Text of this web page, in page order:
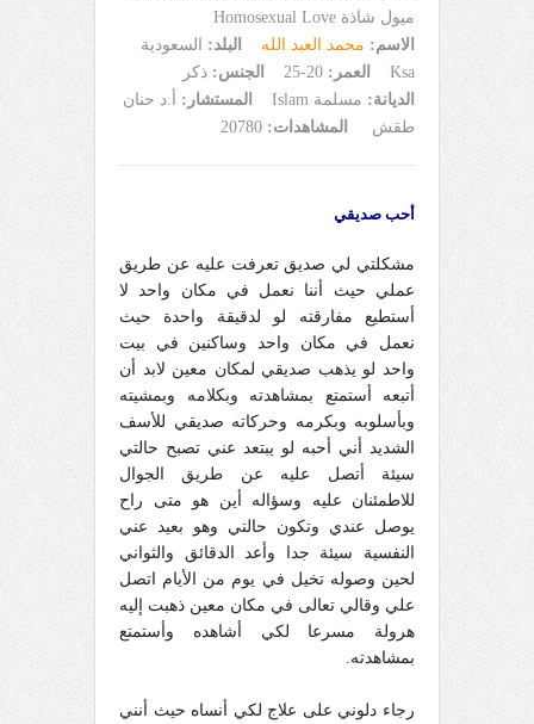
ميول شاذة Homosexual Love
الاسم: محمد العبد الله البلد:
السعودية
Ksa
العمر: 20-25 الجنس: ذكر
الديانة: مسلمة Islam المستشار:
أ.د حنان
طقش
المشاهدات: 20780
أحب صديقي
مشكلتي لي صديق تعرفت عليه عن طريق
عملي حيث أننا نعمل في مكان واحد لا
أستطيع مفارقته لو لدقيقة واحدة حيث
نعمل في مكان واحد وساكنين في بيت
واحد لو يذهب صديقي لمكان معين لابد أن
أتبعه أستمتع بمشاهدته وبكلامه وبمشيته
وبأسلوبه وبكرمه وحركاته صديقي للأسف
الشديد أني أحبه لو يبتعد عني تصبح حالتي
سيئة أتصل عليه عن طريق الجوال
للاطمئنان عليه وسؤاله أين هو متى راح
يوصل عندي وتكون حالتي وهو بعيد عني
النفسية سيئة جدا وأعد الدقائق والثواني
لحين وصوله تخيل في يوم من الأيام اتصل
علي وقالي تعالى في مكان معين ذهبت إليه
هرولة مسرعا لكي أشاهده وأستمتع
بمشاهدته.
رجاء دلوني على علاج لكي أنساه حيث أنني